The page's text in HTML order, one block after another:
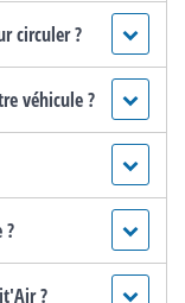
circuler ?
véhicule ?
?
?